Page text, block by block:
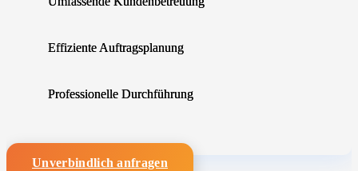
Effiziente Auftragsplanung
Professionelle Durchführung
Unverbindlich anfragen